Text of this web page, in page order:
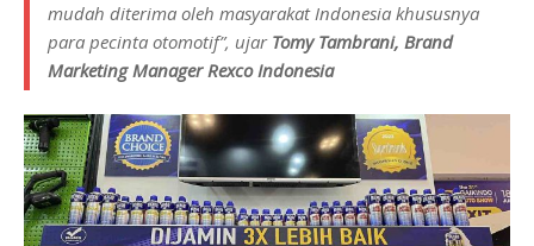
mudah diterima oleh masyarakat Indonesia khususnya
para pecinta otomotif”, ujar Tomy Tambrani, Brand
Marketing Manager Rexco Indonesia